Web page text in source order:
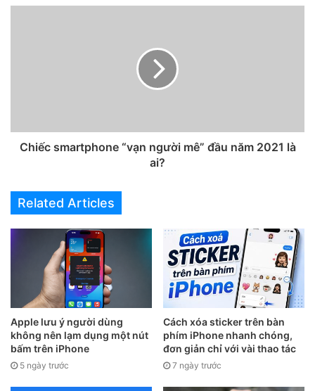
Iphone lock là gì? Vì sao phải
dùng mã ICCID cho iphone
iPhone lock là iPhone chỉ có thể sử dụng được bởi một nhà
mạng. Nếu bạn dùng SIM của một nhà mạng khác gắn vào
iPhone lock thì sẽ không sử dụng được. iPhone lock là cách
nói dùng để phân biệt với iPhone quốc tế – Loại iPhone có
thể tương thích và sử dụng được bởi các loại SIM của các
nhà mạng trên thế giới. VD: Một chiếc iphone 7 lock của
nhà mạng Verizon của Mỹ thì bạn chỉ có thể dùng sim của
nhà mạng này để hoạt động.
Chiếc smartphone “vạn người mê” đầu năm 2021 là
ai?
Related Articles
Apple lưu ý người dùng
không nên lạm dụng một nút
bấm trên iPhone
5 ngày trước
Cách xóa sticker trên bàn
phím iPhone nhanh chóng,
đơn giản chỉ với vài thao tác
7 ngày trước